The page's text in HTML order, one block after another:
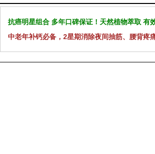
抗癌明星组合 多年口碑保证！天然植物萃取 有
中老年补钙必备，2星期消除夜间抽筋、腰背疼